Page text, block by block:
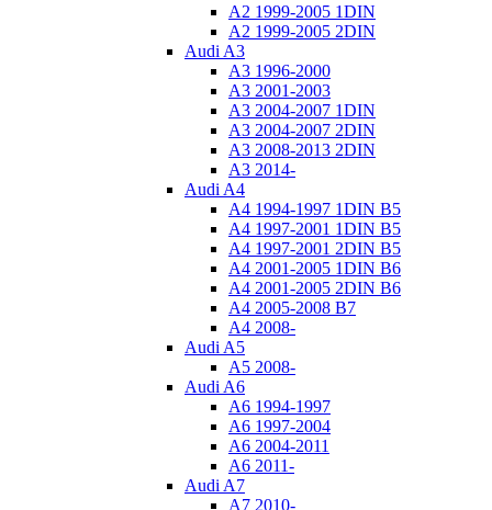
A2 1999-2005 1DIN
A2 1999-2005 2DIN
Audi A3
A3 1996-2000
A3 2001-2003
A3 2004-2007 1DIN
A3 2004-2007 2DIN
A3 2008-2013 2DIN
A3 2014-
Audi A4
A4 1994-1997 1DIN B5
A4 1997-2001 1DIN B5
A4 1997-2001 2DIN B5
A4 2001-2005 1DIN B6
A4 2001-2005 2DIN B6
A4 2005-2008 B7
A4 2008-
Audi A5
A5 2008-
Audi A6
A6 1994-1997
A6 1997-2004
A6 2004-2011
A6 2011-
Audi A7
A7 2010-